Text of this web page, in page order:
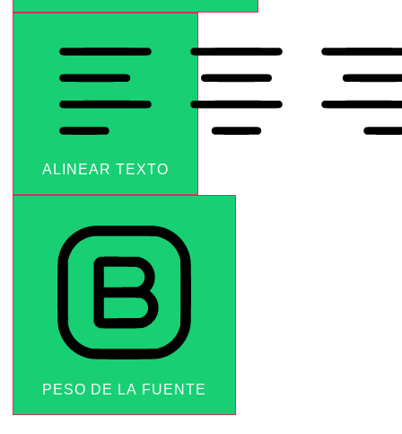
ALINEAR TEXTO
PESO DE LA FUENTE